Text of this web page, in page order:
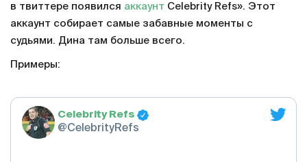
в твиттере появился аккаунт Celebrity Refs». Этот
аккаунт собирает самые забавные моменты с
судьями. Дина там больше всего.
Примеры:
Celebrity Refs
@CelebrityRefs